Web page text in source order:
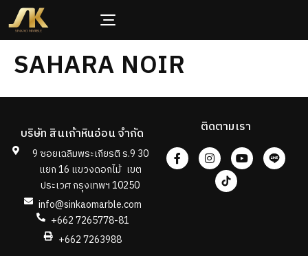
SAHARA NOIR
บริษัท สินเก้าหินอ่อน จำกัด
9 ซอยเฉลิมพระเกียรติ ร.9 30
แยก 16 แขวงดอกไม้ เขต
ประเวศ กรุงเทพฯ 10250
info@sinkaomarble.com
+662 7265778-81
+662 7263988
ติดตามเรา